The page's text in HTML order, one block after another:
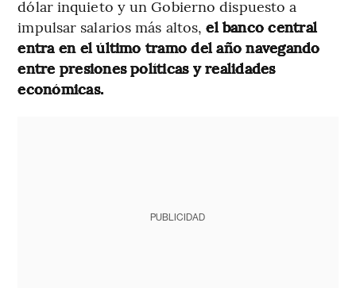
dólar inquieto y un Gobierno dispuesto a
impulsar salarios más altos,el banco central
entra en el último tramo del año navegando
entre presiones políticas y realidades
económicas.
PUBLICIDAD